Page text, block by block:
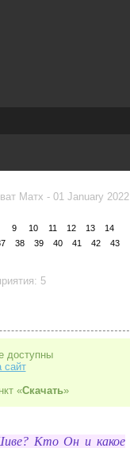
Матх - 01 January 2022
9 10 11 12 13
14
38 39 40 41 42
43
5
доступны
сайт
«Скачать»
Кто Он и какое